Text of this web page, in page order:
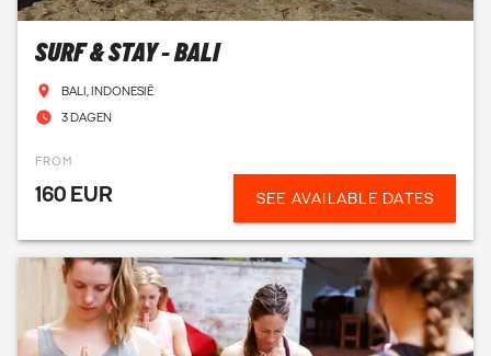
SURF & STAY - BALI
BALI, INDONESIË
3 DAGEN
FROM
160 EUR SEE AVAILABLE DATES